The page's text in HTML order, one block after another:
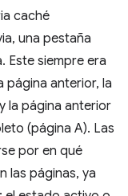
caché
una pestaña
Este siempre era
página anterior, la
la página anterior
(página A). Las
por en qué
las páginas, ya